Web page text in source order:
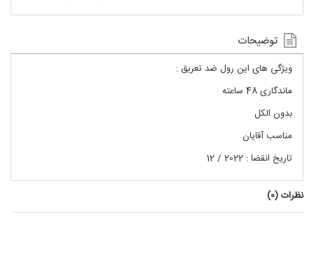
توضیحات
ویژگی های این رول ضد تعریق :
ماندگاری 48 ساعته
بدون الکل
مناسب آقایان
تاریخ انقضا : 2022 / 12
نظرات (0
)